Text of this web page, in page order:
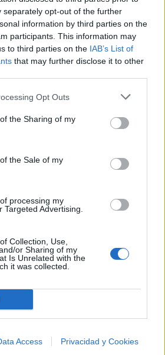
separately opt-out of the further
information by third parties on the
participants. This information may
to third parties on the IAB’s List of
that may further disclose it to other
Opt Outs
the Sharing of my
the Sale of my
processing my
Targeted Advertising.
Collection, Use,
or Sharing of my
Is Unrelated with the
it was collected.
Access Privacidad y Cookies